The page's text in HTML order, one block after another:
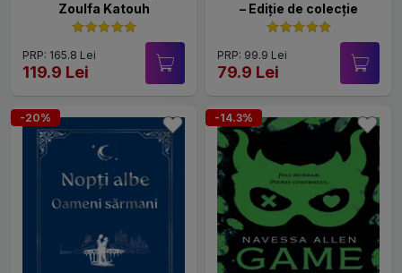
Zoulfa Katouh
PRP: 165.8 Lei
119.9 Lei
– Ediție de colecție
PRP: 99.9 Lei
79.9 Lei
-20% -14.3%